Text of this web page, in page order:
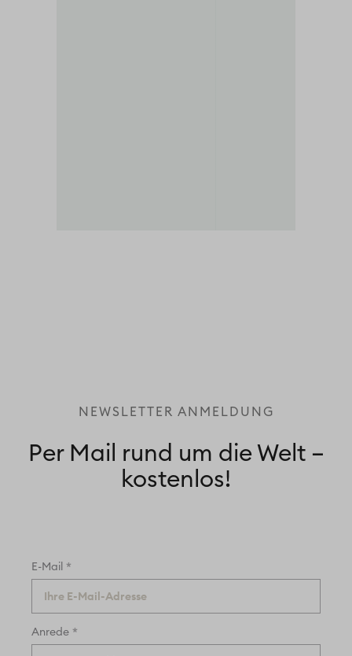
NEWSLETTER ANMELDUNG
Per Mail rund um die Welt –
kostenlos!
E-Mail *
Anrede *